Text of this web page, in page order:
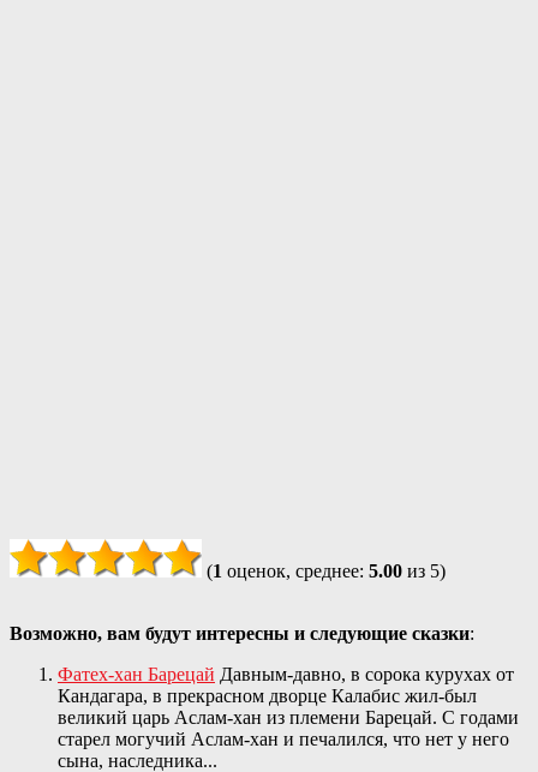
(1 оценок, среднее: 5.00 из 5)
Возможно, вам будут интересны и следующие сказки:
Фатех-хан Барецай Давным-давно, в сорока курухах от
Кандагара, в прекрасном дворце Калабис жил-был
великий царь Аслам-хан из племени Барецай. С годами
старел могучий Аслам-хан и печалился, что нет у него
сына, наследника...